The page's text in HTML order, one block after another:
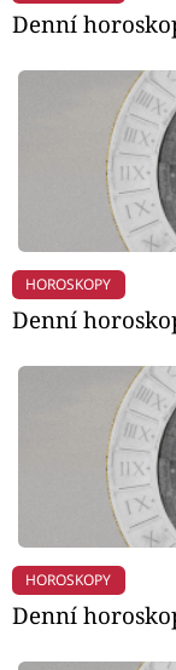
Denní
HOROSKOPY
Denní
HOROSKOPY
Denní